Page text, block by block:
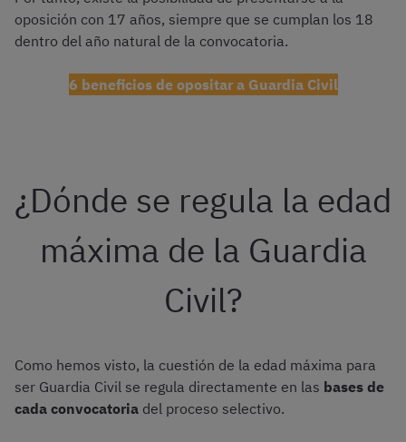
oposición con 17 años, siempre que se cumplan los 18
dentro del año natural de la convocatoria.
6 beneficios de opositar a Guardia Civil
¿Dónde se regula la edad
máxima de la Guardia
Civil?
Como hemos visto, la cuestión de la edad máxima para
ser Guardia Civil se regula directamente en las bases de
cada convocatoria del proceso selectivo.